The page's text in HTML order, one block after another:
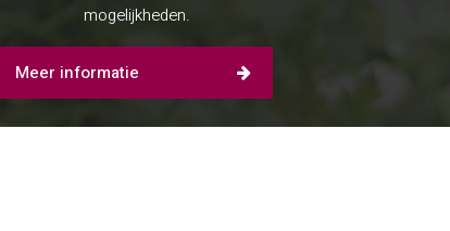
mogelijkheden.
Meer informatie